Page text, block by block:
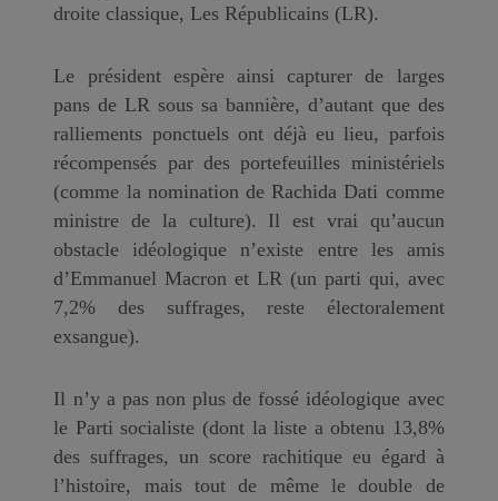
droite classique, Les Républicains (LR).
Le président espère ainsi capturer de larges
pans de LR sous sa bannière, d’autant que des
ralliements ponctuels ont déjà eu lieu, parfois
récompensés par des portefeuilles ministériels
(comme la nomination de Rachida Dati comme
ministre de la culture). Il est vrai qu’aucun
obstacle idéologique n’existe entre les amis
d’Emmanuel Macron et LR (un parti qui, avec
7,2% des suffrages, reste électoralement
exsangue).
Il n’y a pas non plus de fossé idéologique avec
le Parti socialiste (dont la liste a obtenu 13,8%
des suffrages, un score rachitique eu égard à
l’histoire, mais tout de même le double de